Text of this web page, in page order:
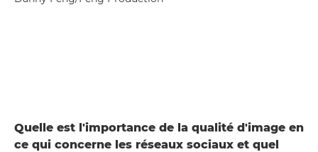
Quelle est l'importance de la qualité d'image en
ce qui concerne les réseaux sociaux et quel